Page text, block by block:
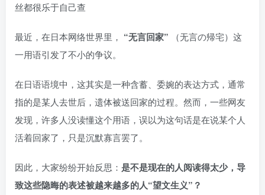
最近，在日本网络世界里， “无言回家” （无言の帰宅）这
一用语引发了不小的争议。
在日语语境中，这其实是一种含蓄、委婉的表达方式，通常
指的是某人去世后，遗体被送回家的过程。然而，一些网友
发现，许多人没读懂这个用语，误以为这句话是在说某个人
活着回家了，只是沉默寡言罢了。
因此，大家纷纷开始反思： 是不是现在的人阅读得太少，导
致这些隐晦的表述被越来越多的人“望文生义”？